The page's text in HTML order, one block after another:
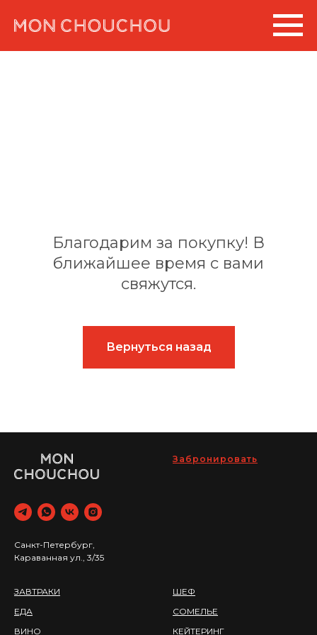
MON CHOUCHOU
Благодарим за покупку! В
ближайшее время с вами
свяжутся.
Вернуться назад
Санкт-Петербург,
Караванная ул., 3/35
Забронировать
ЗАВТРАКИ
ЕДА
ВИНО
ШЕФ
СОМЕЛЬЕ
КЕЙТЕРИНГ